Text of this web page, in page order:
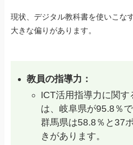
現状、デジタル教科書を使いこな
大きな偏りがあります。
教員の指導力：
ICT活用指導力に関す
は、岐阜県が95.8％で
群馬県は58.8％と37
きがあります。